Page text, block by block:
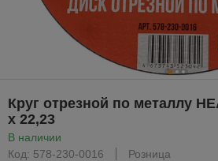
Круг отрезной по металлу
х 22,23
В наличии
Код: 578-230-0016
Розница